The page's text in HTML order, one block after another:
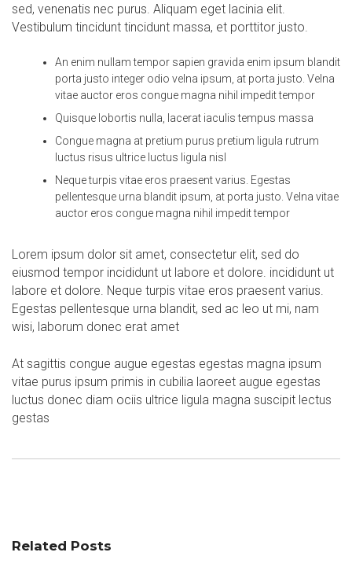
sed, venenatis nec purus. Aliquam eget lacinia elit.
Vestibulum tincidunt tincidunt massa, et porttitor justo.
An enim nullam tempor sapien gravida enim ipsum blandit
porta justo integer odio velna ipsum, at porta justo. Velna
vitae auctor eros congue magna nihil impedit tempor
Quisque lobortis nulla, lacerat iaculis tempus massa
Congue magna at pretium purus pretium ligula rutrum
luctus risus ultrice luctus ligula nisl
Neque turpis vitae eros praesent varius. Egestas
pellentesque urna blandit ipsum, at porta justo. Velna vitae
auctor eros congue magna nihil impedit tempor
Lorem ipsum dolor sit amet, consectetur elit, sed do
eiusmod tempor incididunt ut labore et dolore. incididunt ut
labore et dolore. Neque turpis vitae eros praesent varius.
Egestas pellentesque urna blandit, sed ac leo ut mi, nam
wisi, laborum donec erat amet
At sagittis congue augue egestas egestas magna ipsum
vitae purus ipsum primis in cubilia laoreet augue egestas
luctus donec diam ociis ultrice ligula magna suscipit lectus
gestas
Related Posts